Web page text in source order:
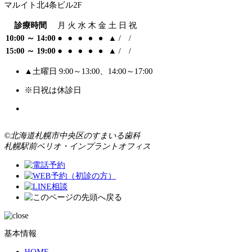
マルイト北4条ビル2F
診療時間 月 火 水 木 金 土 日 祝
10:00 ～ 14:00 ● ● ● ● ● ▲ /
/
15:00 ～ 19:00 ● ● ● ● ● ▲ / /
▲土曜日 9:00～13:00、14:00～17:00
※日祝は休診日
©北海道札幌市中央区のすまいる歯科
札幌駅前ペリオ・インプラントオフィス
基本情報